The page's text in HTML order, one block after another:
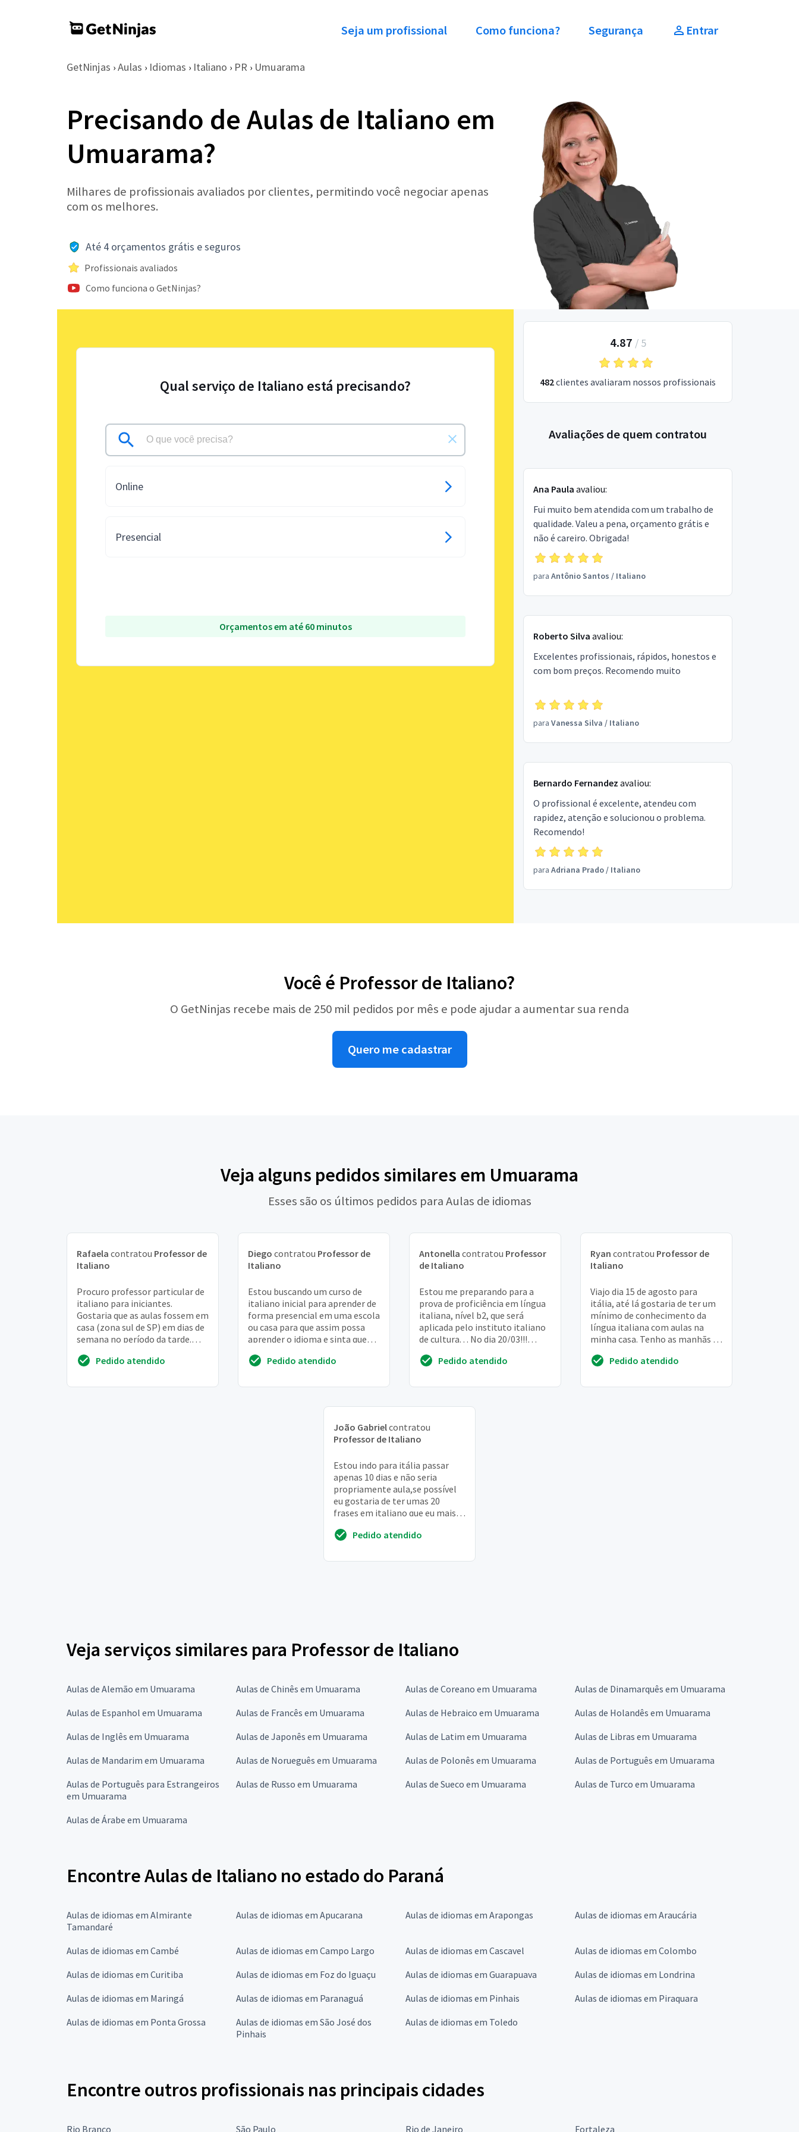
Seja um profissional Como funciona? Segurança Entrar
GetNinjas › Aulas › Idiomas › Italiano › PR › Umuarama
Precisando de Aulas de Italiano em
Umuarama?
Milhares de profissionais avaliados por clientes, permitindo você negociar apenas
com os melhores.
Até 4 orçamentos grátis e seguros
Profissionais avaliados
Como funciona o GetNinjas?
Qual serviço de Italiano está precisando?
Online
Presencial
Orçamentos em até 60 minutos
4.87 / 5
482clientes avaliaram nossos profissionais
Avaliações de quem contratou
Ana Paula avaliou:
Fui muito bem atendida com um trabalho de
qualidade. Valeu a pena, orçamento grátis e
não é careiro. Obrigada!
para Antônio Santos / Italiano
Roberto Silva avaliou:
Excelentes profissionais, rápidos, honestos e
com bom preços. Recomendo muito
para Vanessa Silva / Italiano
Bernardo Fernandez avaliou:
O profissional é excelente, atendeu com
rapidez, atenção e solucionou o problema.
Recomendo!
para Adriana Prado/ Italiano
Você é Professor de Italiano?
O GetNinjas recebe mais de 250 mil pedidos por mês e pode ajudar a aumentar sua renda
Quero me cadastrar
Veja alguns pedidos similares em Umuarama
Esses são os últimos pedidos para Aulas de idiomas
Rafaela contratou Professor de
Italiano
Procuro professor particular de
italiano para iniciantes.
Gostaria que as aulas fossem em
casa (zona sul de SP) em dias de
semana no período da tarde.
Pedido atendido
Diego contratou Professor de
Italiano
Estou buscando um curso de
italiano inicial para aprender de
forma presencial em uma escola
ou casa para que assim possa
aprender o idioma e sinta que
norte d...Pedido atendido
Antonella contratou Professor
de Italiano
Estou me preparando para a
prova de proficiência em língua
italiana, nível b2, que será
aplicada pelo instituto italiano
de cultura. . . No dia 20/03!!!
inte...Pedido atendido
Ryan contratou Professor de
Italiano
Viajo dia 15 de agosto para
itália, até lá gostaria de ter um
mínimo de conhecimento da
língua italiana com aulas na
minha casa. Tenho as manhãs de
que ...Pedido atendido
João Gabrielcontratou
Professor de Italiano
Estou indo para itália passar
apenas 10 dias e não seria
propriamente aula,se possível
eu gostaria de ter umas 20
frases em italiano que eu mais
aeroporto por é o ...
Pedido atendido
Veja serviços similares para Professor de Italiano
Aulas de Alemão em Umuarama Aulas de Chinês em Umuarama Aulas de Coreano em Umuarama
Aulas de Dinamarquês em Umuarama
Aulas de Espanhol em Umuarama
Aulas de Francês em Umuarama Aulas de Hebraico em Umuarama
Aulas de Holandês em Umuarama
Aulas de Inglês em Umuarama
Aulas de Japonês em Umuarama Aulas de Latim em Umuarama
Aulas de Libras em Umuarama
Aulas de Mandarim em Umuarama
Aulas de Norueguês em Umuarama Aulas de Polonês em Umuarama
Aulas de Português em Umuarama
Aulas de Português para Estrangeiros
em Umuarama
Aulas de Russo em Umuarama Aulas de Sueco em Umuarama Aulas de Turco em Umuarama
Aulas de Árabe em Umuarama
Encontre Aulas de Italiano no estado do Paraná
Aulas de idiomas em Almirante
Tamandaré
Aulas de idiomas em Apucarana Aulas de idiomas em Arapongas Aulas de idiomas em Araucária
Aulas de idiomas em Cambé Aulas de idiomas em Campo Largo Aulas de idiomas em Cascavel
Aulas de idiomas em Colombo
Aulas de idiomas em Curitiba
Aulas de idiomas em Foz do Iguaçu Aulas de idiomas em Guarapuava
Aulas de idiomas em Londrina
Aulas de idiomas em Maringá
Aulas de idiomas em Paranaguá Aulas de idiomas em Pinhais
Aulas de idiomas em Piraquara
Aulas de idiomas em Ponta Grossa
Aulas de idiomas em São José dos
Pinhais
Aulas de idiomas em Toledo
Encontre outros profissionais nas principais cidades
Rio Branco São Paulo Rio de Janeiro Fortaleza